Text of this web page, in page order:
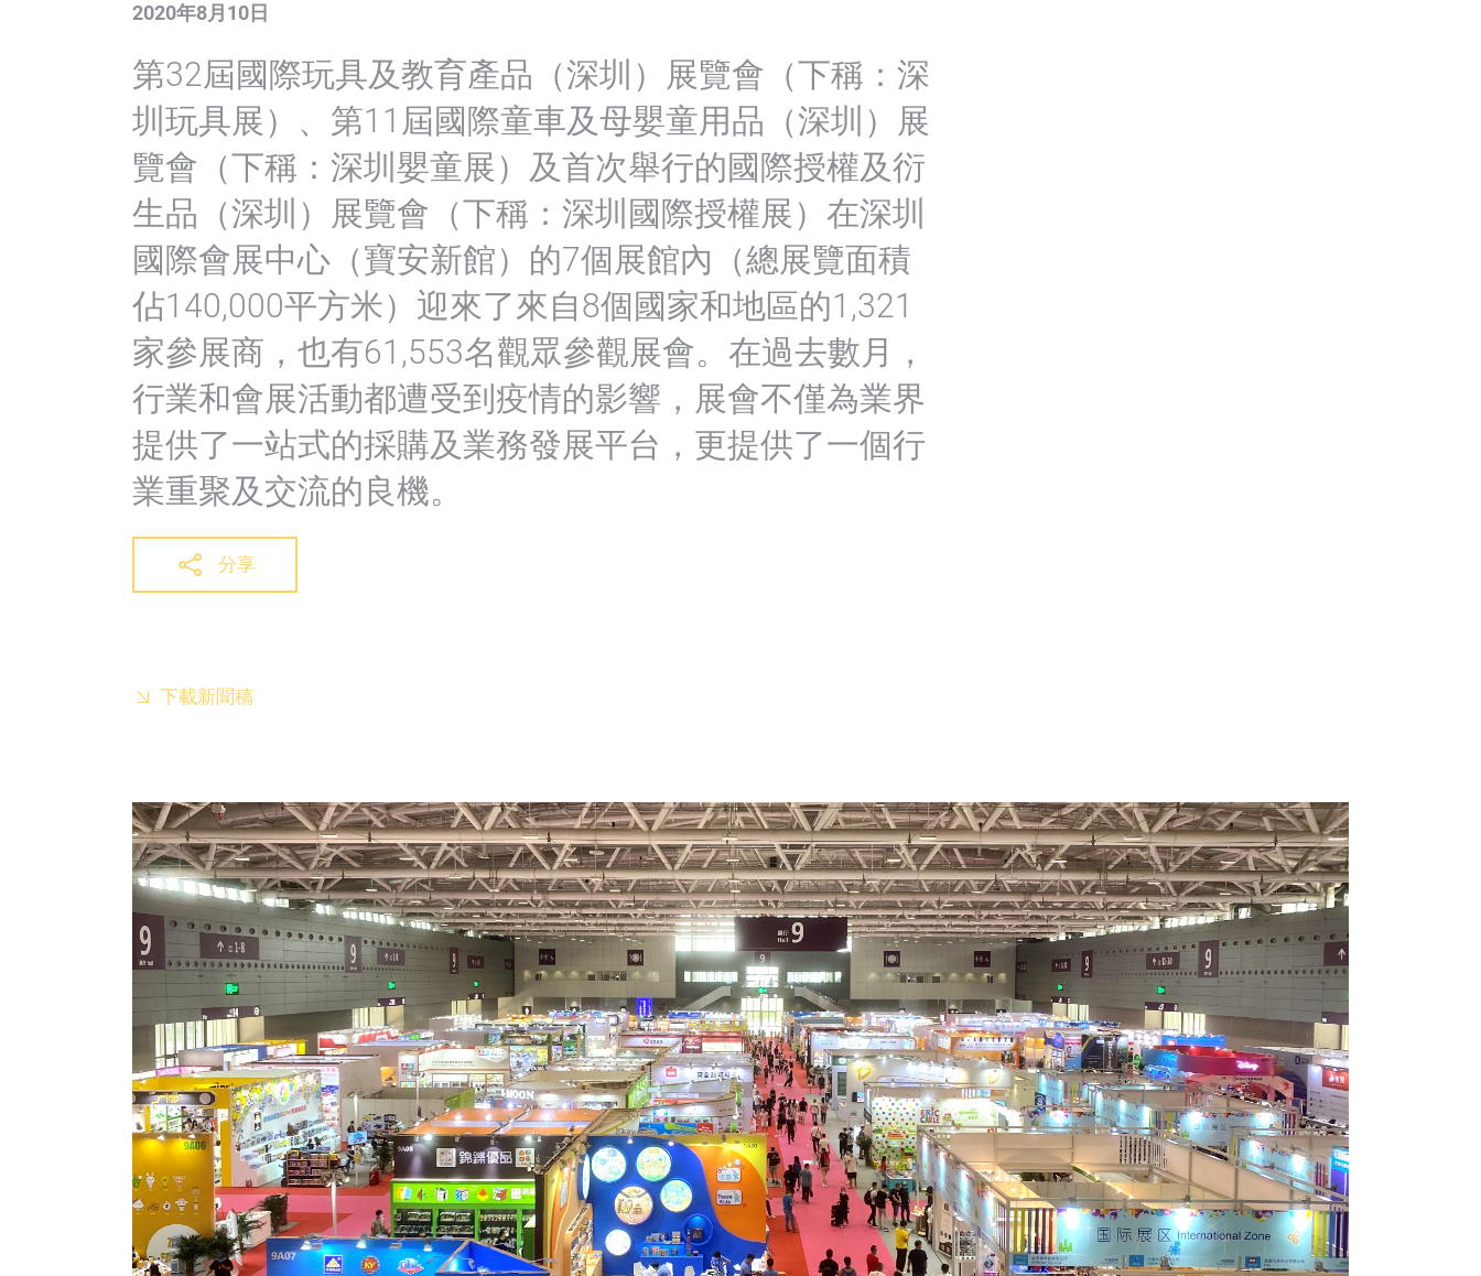
2020年8月10日
第32屆國際玩具及教育產品（深圳）展覽會（下稱：深
圳玩具展）、第11屆國際童車及母嬰童用品（深圳）展
覽會（下稱：深圳嬰童展）及首次舉行的國際授權及衍
生品（深圳）展覽會（下稱：深圳國際授權展）在深圳
國際會展中心（寶安新館）的7個展館內（總展覽面積
佔140,000平方米）迎來了來自8個國家和地區的1,321
家參展商，也有61,553名觀眾參觀展會。在過去數月，
行業和會展活動都遭受到疫情的影響，展會不僅為業界
提供了一站式的採購及業務發展平台，更提供了一個行
業重聚及交流的良機。
分享
下載新聞稿